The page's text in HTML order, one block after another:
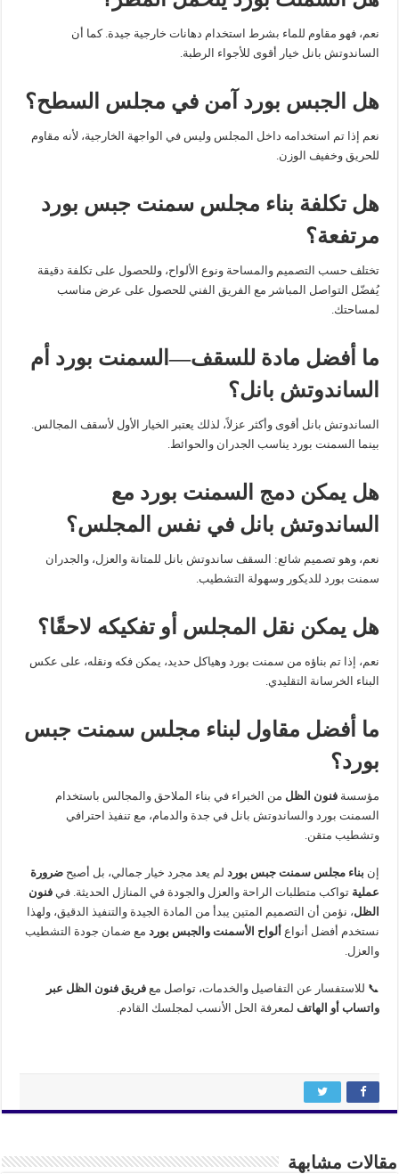
نعم، فهو مقاوم للماء بشرط استخدام دهانات خارجية جيدة. كما أن
الساندوتش بانل خيار أقوى للأجواء الرطبة.
هل الجبس بورد آمن في مجلس السطح؟
نعم إذا تم استخدامه داخل المجلس وليس في الواجهة الخارجية، لأنه مقاوم
للحريق وخفيف الوزن.
هل تكلفة بناء مجلس سمنت جبس بورد
مرتفعة؟
تختلف حسب التصميم والمساحة ونوع الألواح، وللحصول على تكلفة دقيقة
يُفضّل التواصل المباشر مع الفريق الفني للحصول على عرض مناسب
لمساحتك.
ما أفضل مادة للسقف—السمنت بورد أم
الساندوتش بانل؟
الساندوتش بانل أقوى وأكثر عزلاً، لذلك يعتبر الخيار الأول لأسقف المجالس.
بينما السمنت بورد يناسب الجدران والحوائط.
هل يمكن دمج السمنت بورد مع
الساندوتش بانل في نفس المجلس؟
نعم، وهو تصميم شائع: السقف ساندوتش بانل للمتانة والعزل، والجدران
سمنت بورد للديكور وسهولة التشطيب.
هل يمكن نقل المجلس أو تفكيكه لاحقًا؟
نعم، إذا تم بناؤه من سمنت بورد وهياكل حديد، يمكن فكه ونقله، على عكس
البناء الخرسانة التقليدي.
ما أفضل مقاول لبناء مجلس سمنت جبس
بورد؟
مؤسسةفنون الظل من الخبراء في بناء الملاحق والمجالس باستخدام
السمنت بورد والساندوتش بانل في جدة والدمام، مع تنفيذ احترافي
وتشطيب متقن.
إن بناء مجلس سمنت جبس بورد لم يعد مجرد خيار جمالي، بل أصبحضرورة
عملية تواكب متطلبات الراحة والعزل والجودة في المنازل الحديثة. فيفنون
الظل، نؤمن أن التصميم المتين يبدأ من المادة الجيدة والتنفيذ الدقيق، ولهذا
نستخدم أفضل أنواع ألواح الأسمنت والجبس بورد مع ضمان جودة التشطيب
والعزل.
📞 للاستفسار عن التفاصيل والخدمات، تواصل معفريق فنون الظل عبر
واتساب أو الهاتف لمعرفة الحل الأنسب لمجلسك القادم.
مقالات مشابهة